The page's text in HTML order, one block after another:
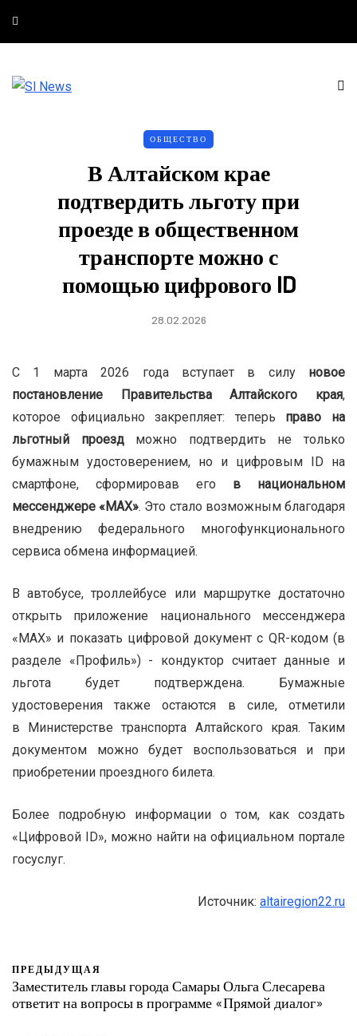
ОБЩЕСТВО
В Алтайском крае
подтвердить льготу при
проезде в общественном
транспорте можно с
помощью цифрового ID
28.02.2026
С 1 марта 2026 года вступает в силу новое
постановление Правительства Алтайского края,
которое официально закрепляет: теперь право на
льготный проездможно подтвердить не только
бумажным удостоверением, но и цифровым ID на
смартфоне, сформировав его в национальном
мессенджере «MAX». Это стало возможным благодаря
внедрению федерального многофункционального
сервиса обмена информацией.
В автобусе, троллейбусе или маршрутке достаточно
открыть приложение национального мессенджера
«MAX» и показать цифровой документ с QR-кодом (в
разделе «Профиль») - кондуктор считает данные и
льгота будет подтверждена. Бумажные
удостоверения также остаются в силе, отметили
в Министерстве транспорта Алтайского края. Таким
документом можно будет воспользоваться и при
приобретении проездного билета.
Более подробную информации о том, как создать
«Цифровой ID», можно найти на официальном портале
госуслуг.
Источник: altairegion22.ru
ПРЕДЫДУЩАЯ
Заместитель главы города Самары Ольга Слесарева
ответит на вопросы в программе «Прямой диалог»